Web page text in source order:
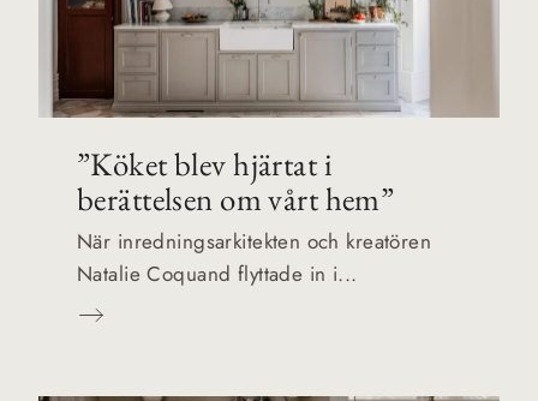
”Köket blev hjärtat i
berättelsen om vårt hem”
När inredningsarkitekten och kreatören
Natalie Coquand flyttade in i...